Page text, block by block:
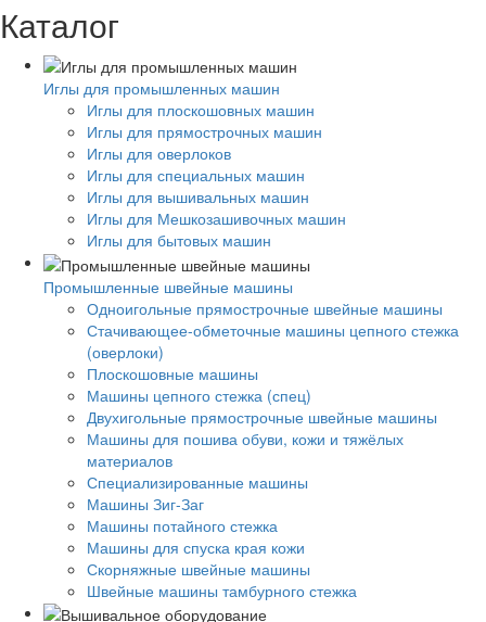
Каталог
Иглы для промышленных машин
Иглы для плоскошовных машин
Иглы для прямострочных машин
Иглы для оверлоков
Иглы для специальных машин
Иглы для вышивальных машин
Иглы для Мешкозашивочных машин
Иглы для бытовых машин
Промышленные швейные машины
Одноигольные прямострочные швейные машины
Стачивающее-обметочные машины цепного стежка
(оверлоки)
Плоскошовные машины
Машины цепного стежка (спец)
Двухигольные прямострочные швейные машины
Машины для пошива обуви, кожи и тяжёлых
материалов
Специализированные машины
Машины Зиг-Заг
Машины потайного стежка
Машины для спуска края кожи
Скорняжные швейные машины
Швейные машины тамбурного стежка